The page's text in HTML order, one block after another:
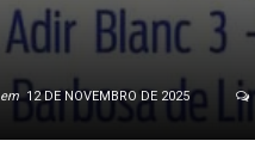
em 12 DE NOVEMBRO DE 2025